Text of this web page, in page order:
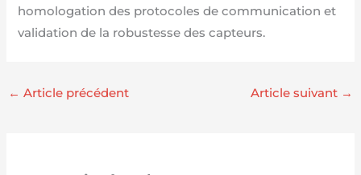
homologation des protocoles de communication et
validation de la robustesse des capteurs.
← Article précédent Article suivant →